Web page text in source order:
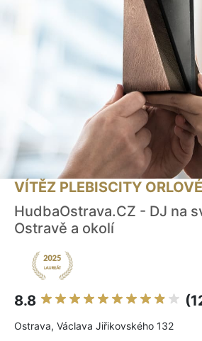
VÍTĚZ PLEBISCITY ORLOVÉ
HudbaOstrava.CZ - DJ na
Ostravě a okolí
8.8
Ostrava, Václava Jiřikovského 132